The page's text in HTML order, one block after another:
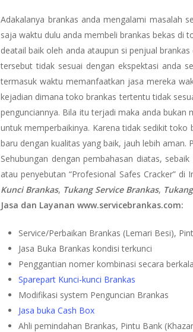
Adakalanya brankas anda mengalami masalah
saja waktu dulu anda membeli brankas bekas di
deatail baik oleh anda ataupun si penjual
tersebut tidak sesuai dengan ekspektasi anda
termasuk waktu memanfaatkan jasa mereka
kejadian dimana toko brankas tertentu tidak
pengunciannya. Bila itu terjadi maka anda
untuk memperbaikinya. Karena tidak sedikit
baru dengan kualitas yang baik, jauh lebih aman.
Sehubungan dengan pembahasan diatas,
atau penyebutan “Profesional Safes Cracker” di
Kunci Brankas, Tukang Service Brankas,
Jasa dan Layanan www.servicebrankas.com:
Service/Perbaikan Brankas (Lemari Besi),
Jasa Buka Brankas kondisi terkunci
Penggantian nomer kombinasi secara berkala
Sparepart Kunci-kunci Brankas
Modifikasi system Penguncian Brankas
Jasa buka Cash Box
Ahli pemindahan Brankas, Pintu Bank